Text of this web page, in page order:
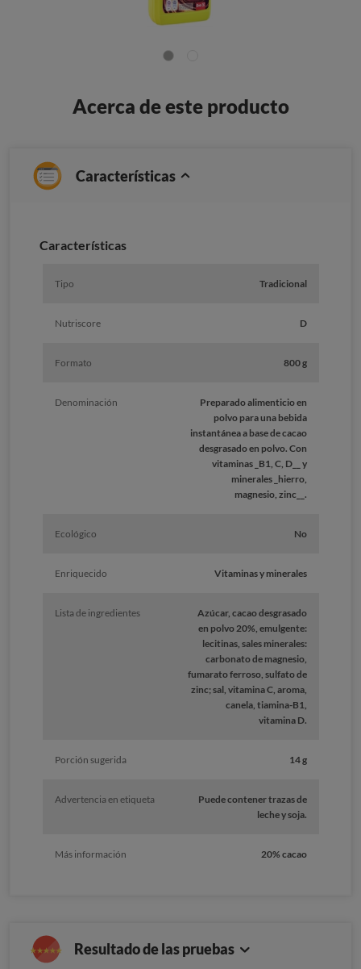
Acerca de este producto
Características
Características
Tipo Tradicional
Nutriscore D
Formato 800 g
Denominación
Preparado alimenticio en
polvo para una bebida
instantánea a base de cacao
desgrasado en polvo. Con
vitaminas _B1, C, D__ y
minerales _hierro,
magnesio, zinc__.
Ecológico No
Enriquecido Vitaminas y minerales
Lista de ingredientes
Azúcar, cacao desgrasado
en polvo 20%, emulgente:
lecitinas, sales minerales:
carbonato de magnesio,
fumarato ferroso, sulfato de
zinc; sal, vitamina C, aroma,
canela, tiamina-B1,
vitamina D.
Porción sugerida 14 g
Advertencia en etiqueta
Puede contener trazas de
leche y soja.
Más información 20% cacao
Resultado de las pruebas